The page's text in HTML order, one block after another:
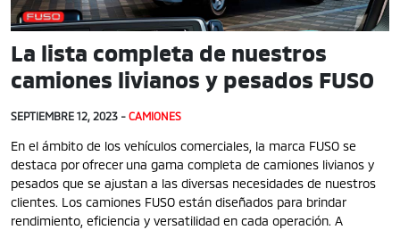
La lista completa de nuestros
camiones livianos y pesados FUSO
SEPTIEMBRE 12, 2023 - CAMIONES
En el ámbito de los vehículos comerciales, la marca FUSO se
destaca por ofrecer una gama completa de camiones livianos y
pesados que se ajustan a las diversas necesidades de nuestros
clientes. Los camiones FUSO están diseñados para brindar
rendimiento, eficiencia y versatilidad en cada operación. A